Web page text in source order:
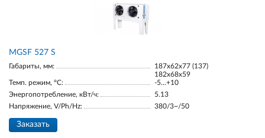
МGSF 527 S
Габариты, мм:
187х62х77 (137)
182х68х59
Темп. режим, °С:
-5…+10
Энергопотребление, кВт/ч:
5.13
Напряжение, V/Ph/Hz:
380/3~/50
Заказать